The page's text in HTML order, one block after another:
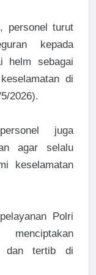
personel turut
kepada
helm sebagai
di
2026).
juga
agar selalu
keselamatan
Polri
dan tertib di